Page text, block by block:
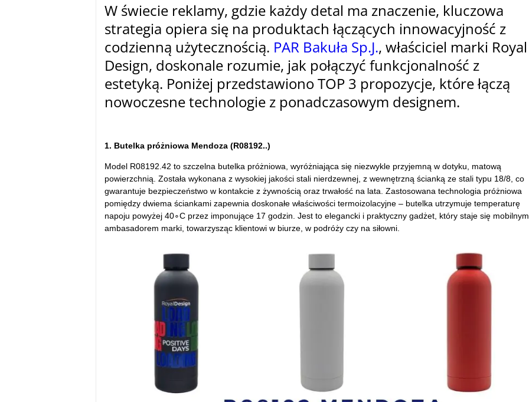
W świecie reklamy, gdzie każdy detal ma znaczenie, kluczowa
strategia opiera się na produktach łączących innowacyjność z
codzienną użytecznością. PAR Bakuła Sp.J., właściciel marki Royal
Design, doskonale rozumie, jak połączyć funkcjonalność z
estetyką. Poniżej przedstawiono TOP 3 propozycje, które łączą
nowoczesne technologie z ponadczasowym designem.
1. Butelka próżniowa Mendoza (R08192..)
Model R08192.42 to szczelna butelka próżniowa, wyróżniająca się niezwykle przyjemną w dotyku, matową
powierzchnią. Została wykonana z wysokiej jakości stali nierdzewnej, z wewnętrzną ścianką ze stali typu 18/8, co
gwarantuje bezpieczeństwo w kontakcie z żywnością oraz trwałość na lata. Zastosowana technologia próżniowa
pomiędzy dwiema ściankami zapewnia doskonałe właściwości termoizolacyjne – butelka utrzymuje temperaturę
napoju powyżej 40∘C przez imponujące 17 godzin. Jest to elegancki i praktyczny gadżet, który staje się mobilnym
ambasadorem marki, towarzysząc klientowi w biurze, w podróży czy na siłowni.